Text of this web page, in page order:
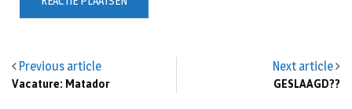
Previous article
Vacature: Matador
Next article
GESLAAGD??